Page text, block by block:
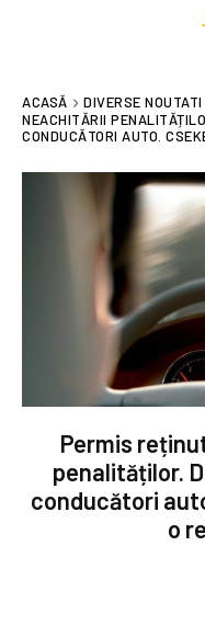
ACASĂ DIVERSE NOUTATI
NEACHITĂRII
CONDUCĂTORI AUTO.
Permis
penalităților.
conducători
o